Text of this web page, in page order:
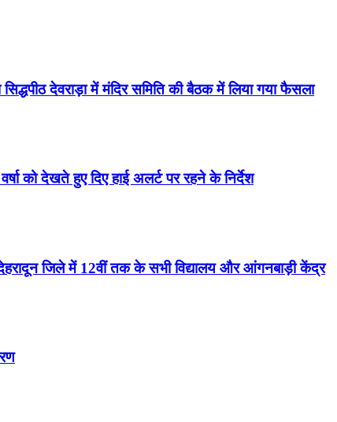
देवराड़ा में मंदिर समिति की बैठक में लिया गया फैसला
को देखते हुए दिए हाई अलर्ट पर रहने के निर्देश
जिले में 12वीं तक के सभी विद्यालय और आंगनबाड़ी केंद्र